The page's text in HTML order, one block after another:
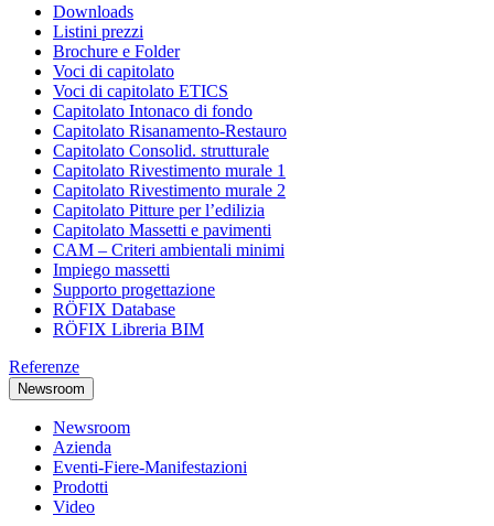
Downloads
Listini prezzi
Brochure e Folder
Voci di capitolato
Voci di capitolato ETICS
Capitolato Intonaco di fondo
Capitolato Risanamento-Restauro
Capitolato Consolid. strutturale
Capitolato Rivestimento murale 1
Capitolato Rivestimento murale 2
Capitolato Pitture per l’edilizia
Capitolato Massetti e pavimenti
CAM – Criteri ambientali minimi
Impiego massetti
Supporto progettazione
RÖFIX Database
RÖFIX Libreria BIM
Referenze
Newsroom
Newsroom
Azienda
Eventi-Fiere-Manifestazioni
Prodotti
Video